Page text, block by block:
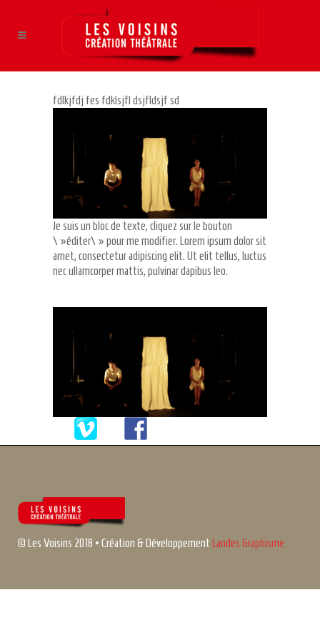
fdlkjfdj fes fdklsjfl dsjfldsjf sd
Je suis un bloc de texte, cliquez sur le bouton
\ »éditer\ » pour me modifier. Lorem ipsum dolor sit
amet, consectetur adipiscing elit. Ut elit tellus, luctus
nec ullamcorper mattis, pulvinar dapibus leo.
© Les Voisins 2018 • Création & Développement Landes Graphisme